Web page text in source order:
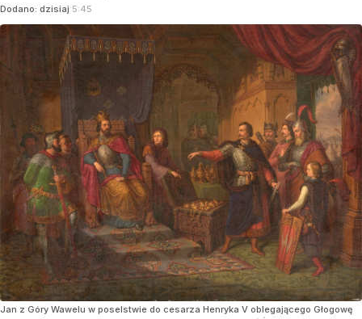
Dodano: dzisiaj 5:45
Jan z Góry Wawelu w poselstwie do cesarza Henryka V oblegającego Głogowę